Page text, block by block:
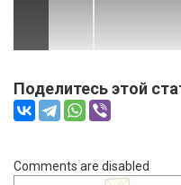
Поделитесь этой
Comments are disabled